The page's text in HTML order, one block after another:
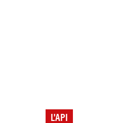
L'API